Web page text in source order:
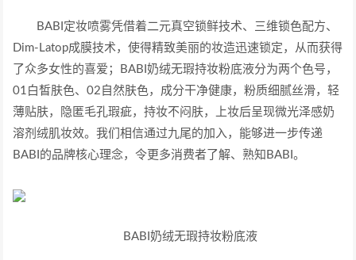
BABI定妆喷雾凭借着二元真空锁鲜技术、三维锁色配方、
Dim-Latop成膜技术，使得精致美丽的妆造迅速锁定，从而获得
了众多女性的喜爱；BABI奶绒无瑕持妆粉底液分为两个色号，
01白皙肤色、02自然肤色，成分干净健康，粉质细腻丝滑，轻
薄贴肤，隐匿毛孔瑕疵，持妆不闷肤，上妆后呈现微光泽感奶
溶剂绒肌妆效。我们相信通过九尾的加入，能够进一步传递
BABI的品牌核心理念，令更多消费者了解、熟知BABI。
BABI奶绒无瑕持妆粉底液